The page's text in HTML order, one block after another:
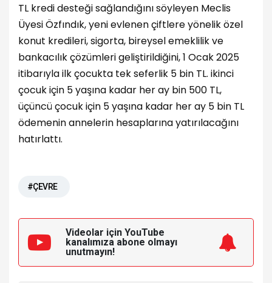
TL kredi desteği sağlandığını söyleyen Meclis
Üyesi Özfındık, yeni evlenen çiftlere yönelik özel
konut kredileri, sigorta, bireysel emeklilik ve
bankacılık çözümleri geliştirildiğini, 1 Ocak 2025
itibarıyla ilk çocukta tek seferlik 5 bin TL. ikinci
çocuk için 5 yaşına kadar her ay bin 500 TL,
üçüncü çocuk için 5 yaşına kadar her ay 5 bin TL
ödemenin annelerin hesaplarına yatırılacağını
hatırlattı.
#ÇEVRE
Videolar için YouTube
kanalımıza abone olmayı
unutmayın!